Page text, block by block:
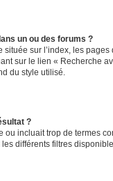
un ou des forums ?
sur l’index, les
sur le lien « Recherche
du style utilisé.
?
ou incluait trop de termes
les différents filtres